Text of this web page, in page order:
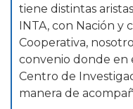
tiene distintas
INTA, con Nación
Cooperativa,
convenio donde en
Centro de
manera de